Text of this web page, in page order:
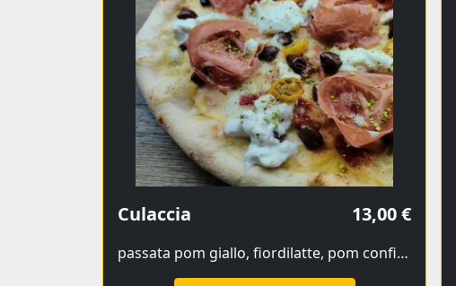
Culaccia 13,00 €
passata pom giallo, fiordilatte, pom confit, olive taggiasche, culaccia, pistacchi, burrata